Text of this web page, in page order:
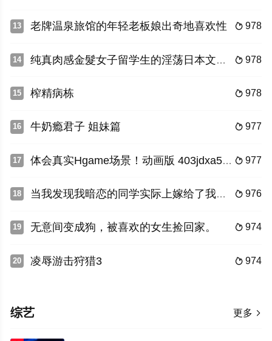
13  978
老牌温泉旅馆的年轻老板娘出奇地喜欢性
14  978
纯真肉感金髮女子留学生的淫荡日本文化研习！ The Motion Anime d_157199
15  978
榨精病栋
16  977
牛奶瘾君子 姐妹篇
17  977
体会真实Hgame场景！动画版 403jdxa57456
18  976
当我发现我暗恋的同学实际上嫁给了我的老师
19  974
无意间变成狗，被喜欢的女生捡回家。
20  974
凌辱游击狩猎3
更多 
综艺